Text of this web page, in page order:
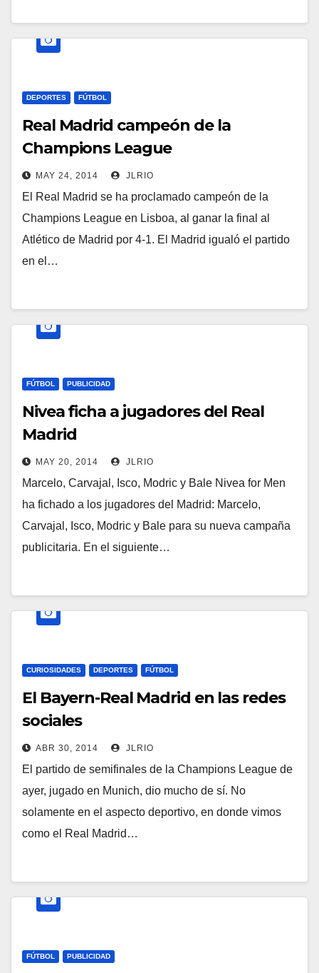
DEPORTES FÚTBOL
Real Madrid campeón de la
Champions League
MAY 24, 2014 JLRIO
El Real Madrid se ha proclamado campeón de la
Champions League en Lisboa, al ganar la final al
Atlético de Madrid por 4-1. El Madrid igualó el partido
en el…
FÚTBOL PUBLICIDAD
Nivea ficha a jugadores del Real
Madrid
MAY 20, 2014 JLRIO
Marcelo, Carvajal, Isco, Modric y Bale Nivea for Men
ha fichado a los jugadores del Madrid: Marcelo,
Carvajal, Isco, Modric y Bale para su nueva campaña
publicitaria. En el siguiente…
CURIOSIDADES DEPORTES FÚTBOL
El Bayern-Real Madrid en las redes
sociales
ABR 30, 2014 JLRIO
El partido de semifinales de la Champions League de
ayer, jugado en Munich, dio mucho de sí. No
solamente en el aspecto deportivo, en donde vimos
como el Real Madrid…
FÚTBOL PUBLICIDAD